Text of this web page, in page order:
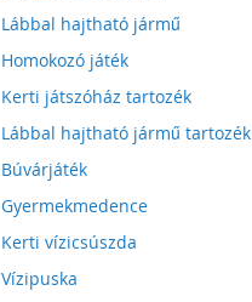
Lábbal hajtható jármű
Homokozó játék
Kerti játszóház tartozék
Lábbal hajtható jármű tartozék
Búvárjáték
Gyermekmedence
Kerti vízicsúszda
Vízipuska